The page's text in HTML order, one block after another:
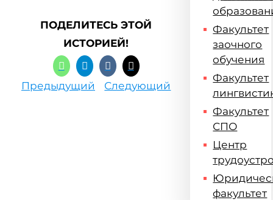
ПОДЕЛИТЕСЬ ЭТОЙ
ИСТОРИЕЙ!
Предыдущий Следующий
Факультет
заочного
обучения
Факультет
Факультет
СПО
Центр
факультет